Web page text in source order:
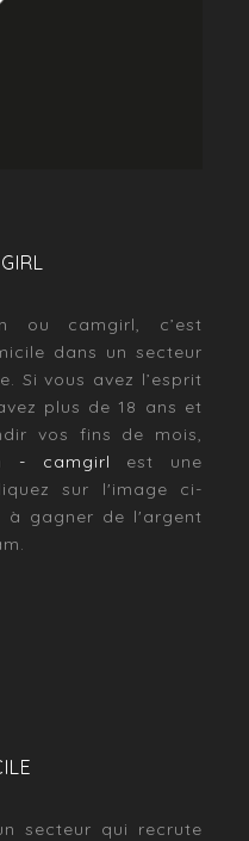
ou camgirl, c’est
dans un secteur
Si vous avez l’esprit
plus de 18 ans et
vos fins de mois,
- camgirl est une
sur l'image ci-
à gagner de l'argent
secteur qui recrute